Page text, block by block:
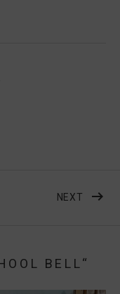
BEI RADIO KAKADU
NEXT
BELL“